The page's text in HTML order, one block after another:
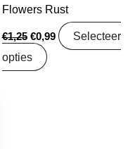
Flowers Rust
€1,25 €0,99
Selecteer
opties